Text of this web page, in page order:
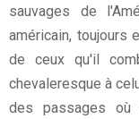
sauvages de
américain, toujours
de ceux qu'il
chevaleresque à
des passages